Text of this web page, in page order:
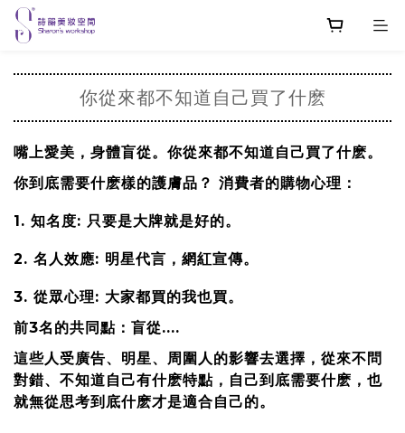
你從來都不知道自己買了什麽
嘴上愛美，身體盲從。你從來都不知道自己買了什麽。
你到底需要什麽樣的護膚品？ 消費者的購物心理：
1. 知名度: 只要是大牌就是好的。
2. 名人效應: 明星代言，網紅宣傳。
3. 從眾心理: 大家都買的我也買。
前3名的共同點：盲從....
這些人受廣告、明星、周圍人的影響去選擇，從來不問
對錯、不知道自己有什麽特點，自己到底需要什麽，也
就無從思考到底什麽才是適合自己的。